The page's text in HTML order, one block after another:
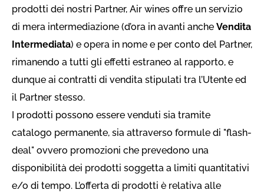
prodotti dei nostri Partner, Air wines offre un servizio
di mera intermediazione (d’ora in avanti anche Vendita
Intermediata) e opera in nome e per conto del Partner,
rimanendo a tutti gli effetti estraneo al rapporto, e
dunque ai contratti di vendita stipulati tra l’Utente ed
il Partner stesso.
I prodotti possono essere venduti sia tramite
catalogo permanente, sia attraverso formule di "flash-
deal" ovvero promozioni che prevedono una
disponibilità dei prodotti soggetta a limiti quantitativi
e/o di tempo. L’offerta di prodotti è relativa alle